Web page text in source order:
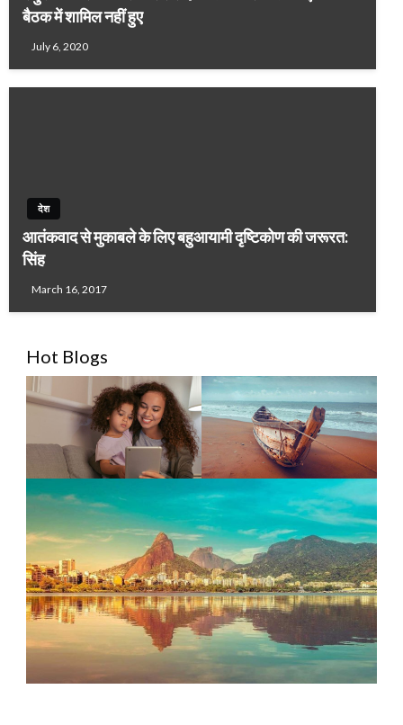
बैठक में शामिल नहीं हुए
July 6, 2020
देश
आतंकवाद से मुकाबले के लिए बहुआयामी दृष्टिकोण की जरूरत:
सिंह
March 16, 2017
Hot Blogs